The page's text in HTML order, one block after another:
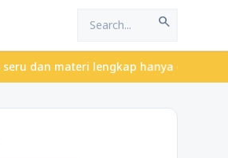
search
lengkap hanya di